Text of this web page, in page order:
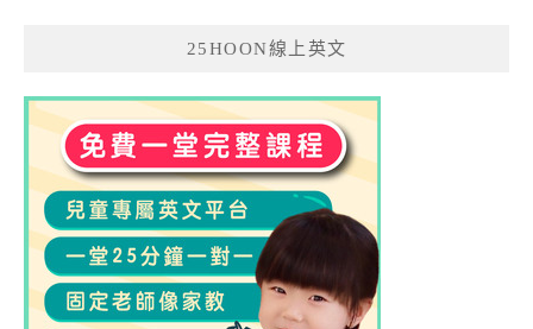
25HOON線上英文